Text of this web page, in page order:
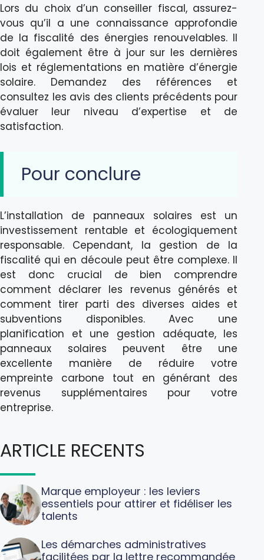
Lors du choix d’un conseiller fiscal, assurez-
vous qu’il a une connaissance approfondie
de la fiscalité des énergies renouvelables. Il
doit également être à jour sur les dernières
lois et réglementations en matière d’énergie
solaire. Demandez des références et
consultez les avis des clients précédents pour
évaluer leur niveau d’expertise et de
satisfaction.
Pour conclure
L’installation de panneaux solaires est un
investissement rentable et écologiquement
responsable. Cependant, la gestion de la
fiscalité qui en découle peut être complexe. Il
est donc crucial de bien comprendre
comment déclarer les revenus générés et
comment tirer parti des diverses aides et
subventions disponibles. Avec une
planification et une gestion adéquate, les
panneaux solaires peuvent être une
excellente manière de réduire votre
empreinte carbone tout en générant des
revenus supplémentaires pour votre
entreprise.
ARTICLE RECENTS
Marque employeur : les leviers
essentiels pour attirer et fidéliser les
talents
Les démarches administratives
facilitées par la lettre recommandée